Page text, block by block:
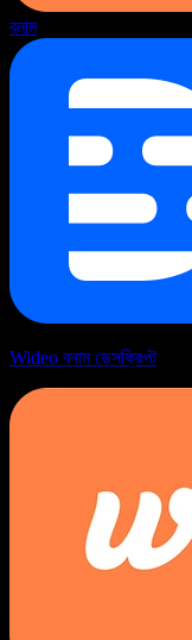
বনাম
Wideo বনাম ডেসক্রিপ্ট